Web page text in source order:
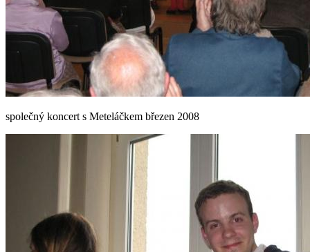
společný koncert s Meteláčkem březen 2008